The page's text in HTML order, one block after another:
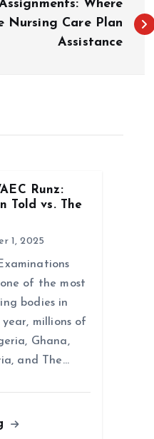
Where
Care Plan
Assistance
Runz:
Told vs. The
1, 2025
of the most
bodies in
millions of
Ghana,
and The…